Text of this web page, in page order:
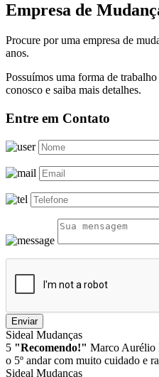
Empresa de
Procure por uma empresa de
anos.
Possuímos uma forma de
conosco e saiba mais detalhes.
Entre em Contato
Enviar
Sideal Mudanças
5 "Recomendo!" Marco Aurélio
o 5º andar com muito cuidado e
Sideal Mudanças